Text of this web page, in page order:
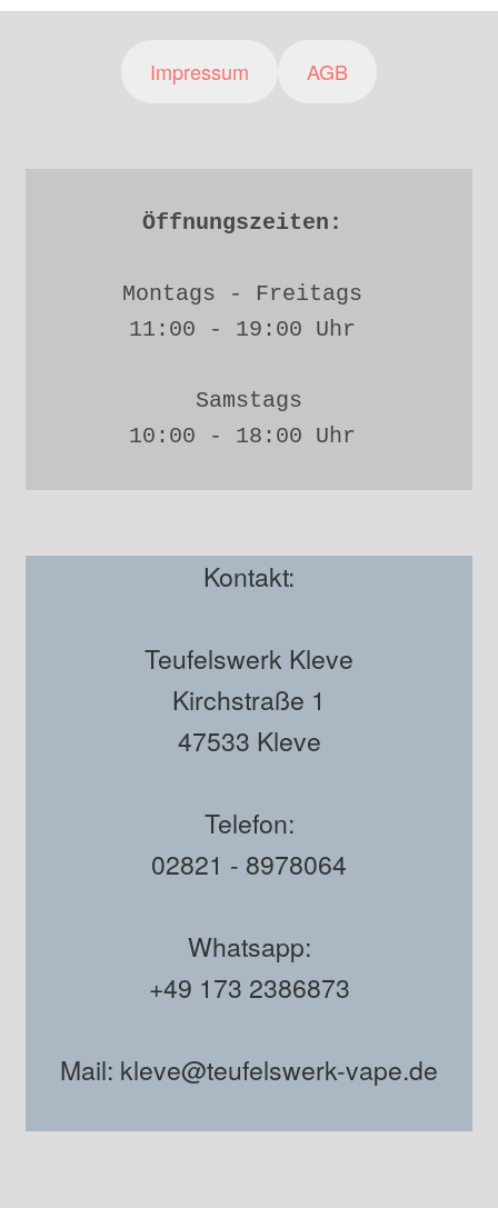
Impressum AGB
Öffnungszeiten:
Montags - Freitags
11:00 - 19:00 Uhr
Samstags
10:00 - 18:00 Uhr
Kontakt:
Teufelswerk Kleve
Kirchstraße 1
47533 Kleve
Telefon:
02821 - 8978064
Whatsapp:
+49 173 2386873
Mail: kleve@teufelswerk-vape.de